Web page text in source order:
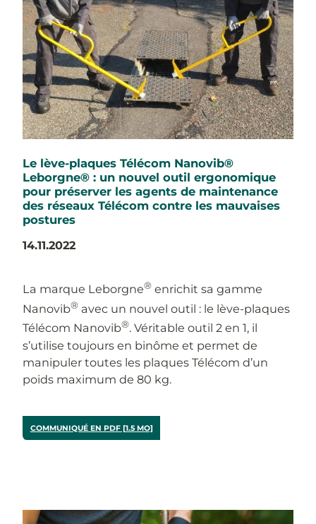
Le lève-plaques Télécom Nanovib®
Leborgne® : un nouvel outil ergonomique
pour préserver les agents de maintenance
des réseaux Télécom contre les mauvaises
postures
14.11.2022
La marque Leborgne®enrichit sa gamme
Nanovib®avec un nouvel outil : le lève-plaques
Télécom Nanovib®. Véritable outil 2 en 1, il
s’utilise toujours en binôme et permet de
manipuler toutes les plaques Télécom d’un
poids maximum de 80 kg.
COMMUNIQUÉ EN PDF [1.5 MO]